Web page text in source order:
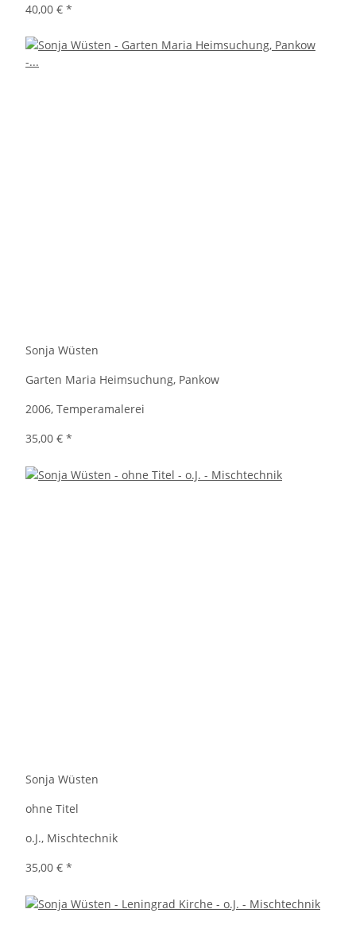
40,00 € *
Sonja Wüsten
Garten Maria Heimsuchung, Pankow
2006, Temperamalerei
35,00 € *
Sonja Wüsten
ohne Titel
o.J., Mischtechnik
35,00 € *